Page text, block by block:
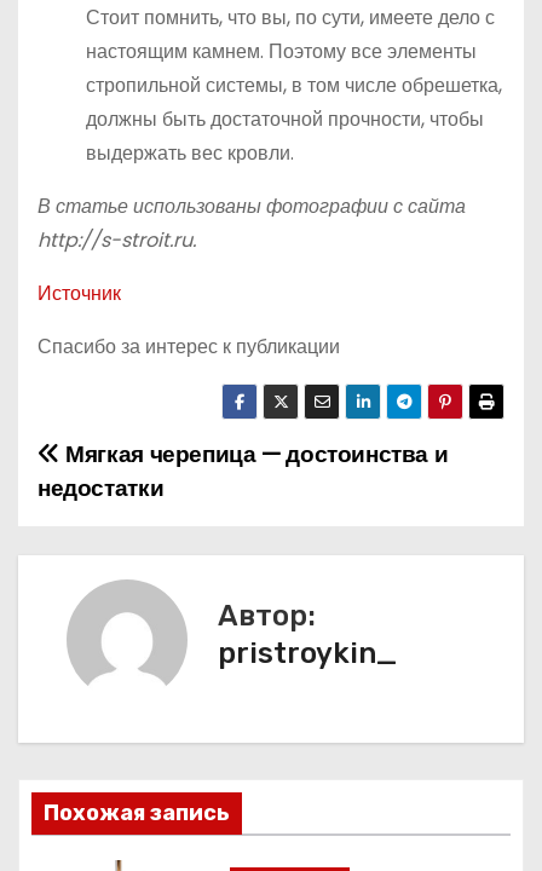
Стоит помнить, что вы, по сути, имеете дело с
настоящим камнем. Поэтому все элементы
стропильной системы, в том числе обрешетка,
должны быть достаточной прочности, чтобы
выдержать вес кровли.
В статье использованы фотографии с сайта
http://s-stroit.ru.
Источник
Спасибо за интерес к публикации
Н
в
и
Мягкая черепица — достоинства и
недостатки
Автор:
pristroykin_
Похожая запись